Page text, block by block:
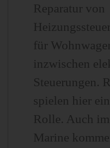
Reparatur von
für
inzwischen
Steuerungen.
spielen hier
Rolle. Auch
Marine